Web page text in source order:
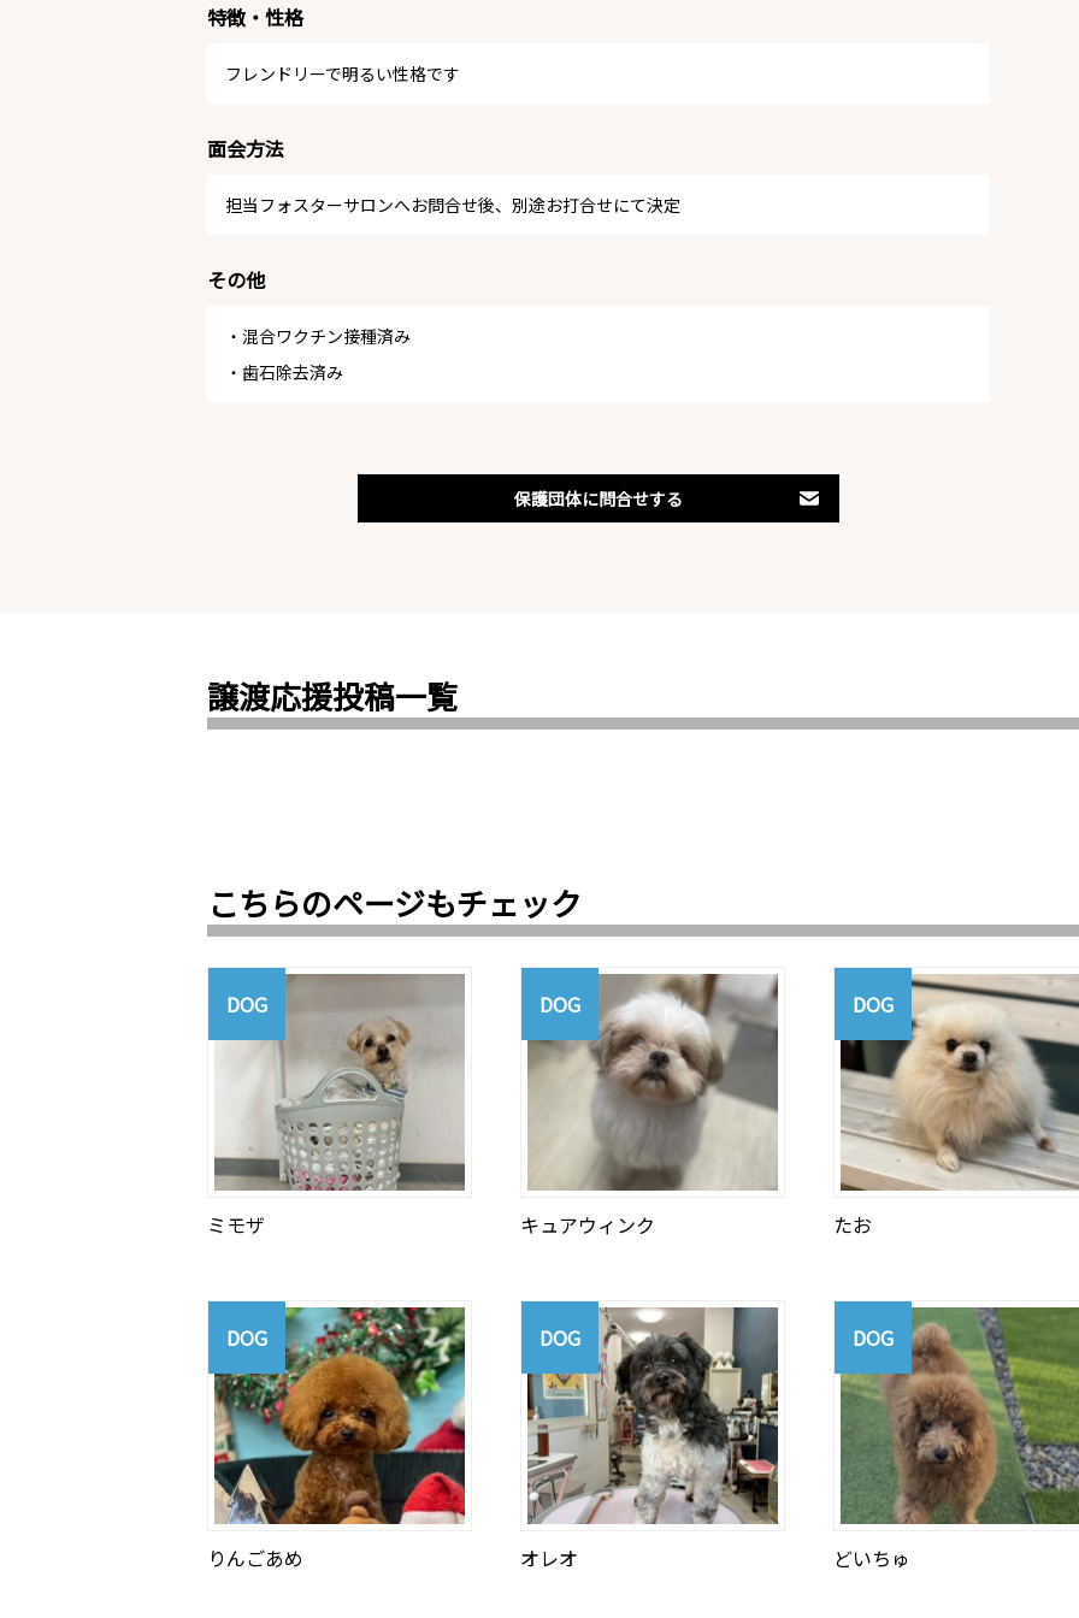
特徴・性格
フレンドリーで明るい性格です
面会方法
担当フォスターサロンへお問合せ後、別途お打合せにて決定
その他
・混合ワクチン接種済み
・歯石除去済み
保護団体に問合せする
譲渡応援投稿一覧
こちらのページもチェック
DOG
ミモザ
DOG
キュアウィンク
DOG
たお
DOG
りんごあめ
DOG
オレオ
DOG
どいちゅ